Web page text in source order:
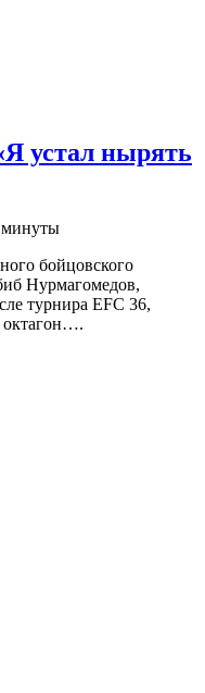
устал нырять
минуты
бойцовского
Нурмагомедов,
турнира EFC 36,
октагон….